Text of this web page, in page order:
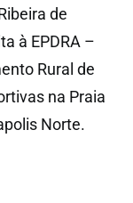
de
à EPDRA –
Rural de
na Praia
Norte.